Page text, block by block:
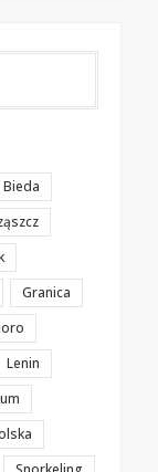
Bieda
Granica
Lenin